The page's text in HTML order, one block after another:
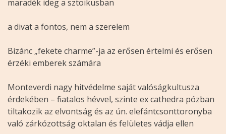
maradék ideg a sztoikusban
a divat a fontos, nem a szerelem
Bizánc „fekete charme”-ja az erősen értelmi és erősen
érzéki emberek számára
Monteverdi nagy hitvédelme saját valóságkultusza
érdekében – fiatalos hévvel, szinte ex cathedra pózban
tiltakozik az elvontság és az ún. elefántcsonttoronyba
való zárkózottság oktalan és felületes vádja ellen